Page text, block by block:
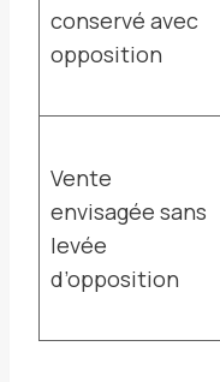
conservé avec
opposition
Vente
envisagée sans
levée
d’opposition